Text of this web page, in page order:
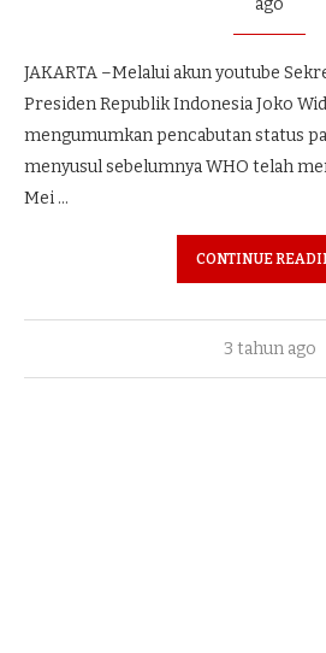
ago
JAKARTA –Melalui akun youtube
Presiden Republik Indonesia Joko
mengumumkan pencabutan status
menyusul sebelumnya WHO telah
Mei …
CONTINUE
3 tahun ago